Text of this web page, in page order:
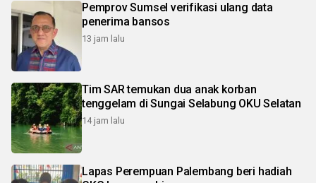
Pemprov Sumsel verifikasi ulang data
penerima bansos
13 jam lalu
Tim SAR temukan dua anak korban
tenggelam di Sungai Selabung OKU Selatan
14 jam lalu
Lapas Perempuan Palembang beri hadiah